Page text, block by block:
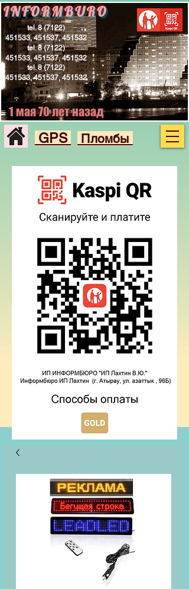
INFORMBURO
tel.8 (7122)
451533, 451537, 451532
tel.8 (7122)
451533, 451537, 451532
tel.8 (7122)
451533, 451537, 451532
GPS Пломбы
1 мая 70 лет назад